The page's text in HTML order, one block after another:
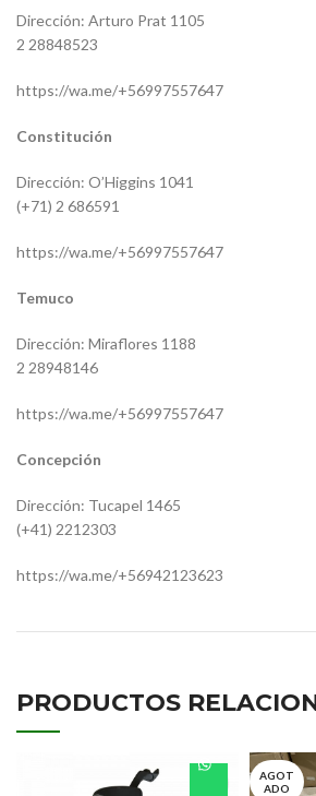
Dirección: Arturo Prat 1105
2 28848523
https://wa.me/+56997557647
Constitución
Dirección: O’Higgins 1041
(+71) 2 686591
https://wa.me/+56997557647
Temuco
Dirección: Miraflores 1188
2 28948146
https://wa.me/+56997557647
Concepción
Dirección: Tucapel 1465
(+41) 2212303
https://wa.me/+56942123623
PRODUCTOS
AGOT
ADO